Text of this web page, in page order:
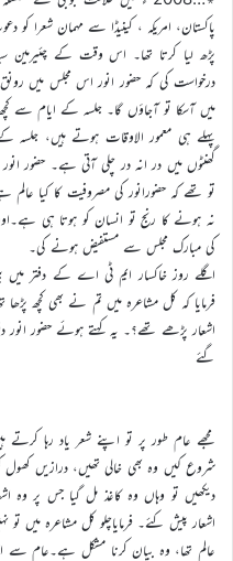
پاکستان، امریکہ ، کینیڈا سے مہمان شعرا
پڑھ لیا کرتا تھا۔ اس وقت کے
درخواست کی کہ حضور انور اس مجلس میں
میں آسکا تو آجاؤں گا۔ جلسہ کے ایام سے
پہلے ہی معمور الاوقات ہوتے ہیں، جلسہ
گھنٹوں میں در انہ در چلی آتی ہے۔ حضور
تو تھے کہ حضورانور کی مصروفیت کا کیا
نہ ہونے کا رنج تو انسان کو ہوتا ہی
کی مبارک مجلس سے مستفیض ہونے کی۔
اگلے روز خاکسار ایم ٹی اے کے دفتر
فرمایا کہ کل مشاعرہ میں تم نے بھی کچھ
اشعار پڑھے تھے؟۔ یہ کہتے ہوئے حضور
گئے
مجھے عام طور پر تو اپنے شعر یاد رہا کرتے
شروع کیں وہ بھی خالی تھیں، درازیں کھول
دیکھیں تو وہاں وہ کاغذ مل گیا جس پر وہ
اشعار پیش کئے۔ فرمایاچلو کل مشاعرہ میں
عالم تھا، وہ بیان کرنا مشکل ہے۔عام سے